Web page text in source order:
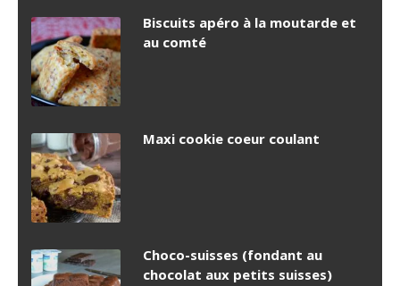
Biscuits apéro à la moutarde et
au comté
Maxi cookie coeur coulant
Choco-suisses (fondant au
chocolat aux petits suisses)